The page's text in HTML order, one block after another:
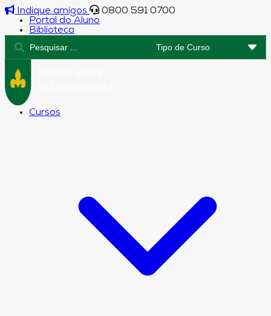
Indique amigos
0800 591 0700
Portal do Aluno
Biblioteca
Cursos